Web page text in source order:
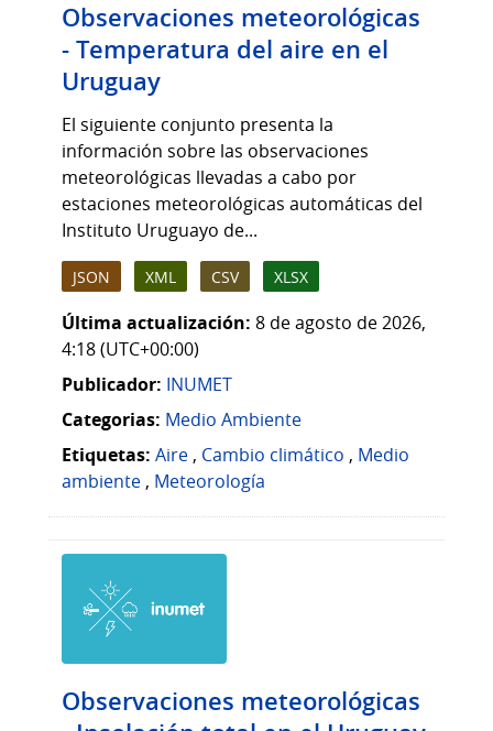
Observaciones meteorológicas
- Temperatura del aire en el
Uruguay
El siguiente conjunto presenta la
información sobre las observaciones
meteorológicas llevadas a cabo por
estaciones meteorológicas automáticas del
Instituto Uruguayo de...
JSON XML CSV XLSX
Última actualización: 8 de agosto de 2026,
4:18 (UTC+00:00)
Publicador: INUMET
Categorias: Medio Ambiente
Etiquetas: Aire , Cambio climático , Medio
ambiente , Meteorología
Observaciones meteorológicas